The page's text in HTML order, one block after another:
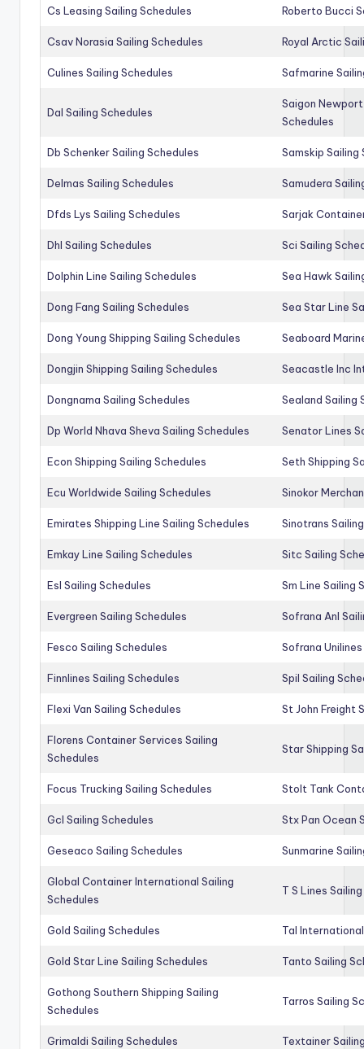
Cs Leasing Sailing Schedules Roberto Bucci
Csav Norasia Sailing Schedules Royal Arctic
Culines Sailing Schedules Safmarine
Dal Sailing Schedules
Saigon
Schedules
Db Schenker Sailing Schedules Samskip Sailing
Delmas Sailing Schedules Samudera
Dfds Lys Sailing Schedules Sarjak
Dhl Sailing Schedules Sci Sailing
Dolphin Line Sailing Schedules Sea Hawk
Dong Fang Sailing Schedules Sea Star Line
Dong Young Shipping Sailing Schedules Seaboard
Dongjin Shipping Sailing Schedules Seacastle Inc
Dongnama Sailing Schedules Sealand Sailing
Dp World Nhava Sheva Sailing Schedules Senator Lines
Econ Shipping Sailing Schedules Seth Shipping
Ecu Worldwide Sailing Schedules Sinokor
Emirates Shipping Line Sailing Schedules Sinotrans
Emkay Line Sailing Schedules Sitc Sailing
Esl Sailing Schedules Sm Line Sailing
Evergreen Sailing Schedules Sofrana Anl
Fesco Sailing Schedules Sofrana
Finnlines Sailing Schedules Spil Sailing
Flexi Van Sailing Schedules St John Freight
Florens Container Services Sailing
Schedules
Star Shipping
Focus Trucking Sailing Schedules Stolt Tank
Gcl Sailing Schedules Stx Pan Ocean
Geseaco Sailing Schedules Sunmarine
Global Container International Sailing
Schedules
T S Lines
Gold Sailing Schedules Tal
Gold Star Line Sailing Schedules Tanto Sailing
Gothong Southern Shipping Sailing
Schedules
Tarros Sailing
Grimaldi Sailing Schedules Textainer